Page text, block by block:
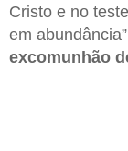
Cristo e no
em
excomunhão